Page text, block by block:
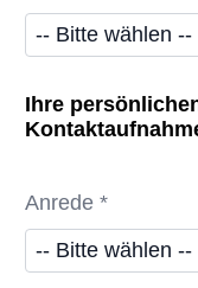
Ihre
Anrede *